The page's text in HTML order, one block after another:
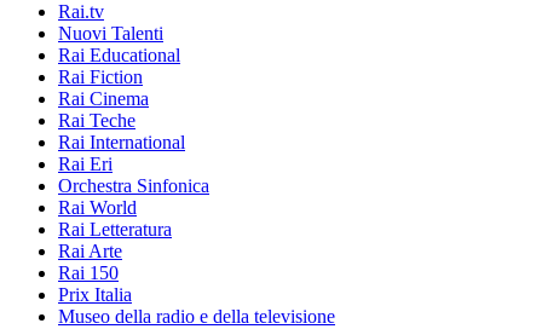
Rai.tv
Nuovi Talenti
Rai Educational
Rai Fiction
Rai Cinema
Rai Teche
Rai International
Rai Eri
Orchestra Sinfonica
Rai World
Rai Letteratura
Rai Arte
Rai 150
Prix Italia
Museo della radio e della televisione